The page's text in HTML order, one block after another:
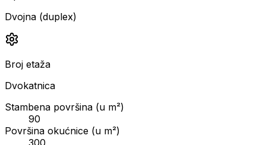
Dvojna (duplex)
Broj etaža
Dvokatnica
Stambena površina (u m²)
90
Površina okućnice (u m²)
300